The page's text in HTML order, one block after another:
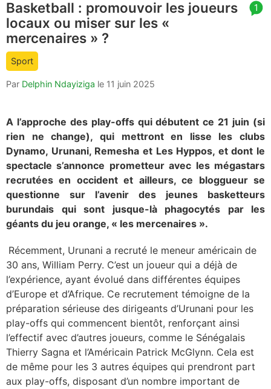
article
comment
count
is:
1
Basketball : promouvoir les joueurs
locaux ou miser sur les «
mercenaires » ?
Sport
Par Delphin Ndayiziga le 11 juin 2025
A l’approche des play-offs qui débutent ce 21 juin (si
rien ne change), qui mettront en lisse les clubs
Dynamo, Urunani, Remesha et Les Hyppos, et dont le
spectacle s’annonce prometteur avec les mégastars
recrutées en occident et ailleurs, ce bloggueur se
questionne sur l’avenir des jeunes basketteurs
burundais qui sont jusque-là phagocytés par les
géants du jeu orange, « les mercenaires ».
Récemment, Urunani a recruté le meneur américain de
30 ans, William Perry. C’est un joueur qui a déjà de
l’expérience, ayant évolué dans différentes équipes
d’Europe et d’Afrique. Ce recrutement témoigne de la
préparation sérieuse des dirigeants d’Urunani pour les
play-offs qui commencent bientôt, renforçant ainsi
l’effectif avec d’autres joueurs, comme le Sénégalais
Thierry Sagna et l’Américain Patrick McGlynn. Cela est
de même pour les 3 autres équipes qui prendront part
aux play-offs, disposant d’un nombre important de